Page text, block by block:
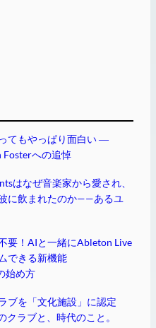
てもやっぱり面白い ―
への追悼
はなぜ音楽家から愛され、
に飲まれたのか——あるユ
要！AIと一緒にAbleton Live
できる新機能
始め方
ブを「文化施設」に認定
クラブと、時代のこと。